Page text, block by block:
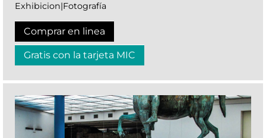
Exhibicion|Fotografía
Comprar en linea
Gratis con la tarjeta MIC